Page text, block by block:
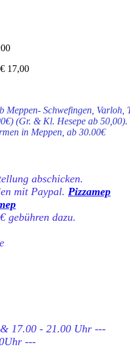
€ 17,00
Schwefingen,
(Gr. & Kl. Hesepe ab 50,00).
in Meppen, ab 30.00€
abschicken.
mit Paypal. Pizzamep
gebühren dazu.
17.00 - 21.00 Uhr ---
---